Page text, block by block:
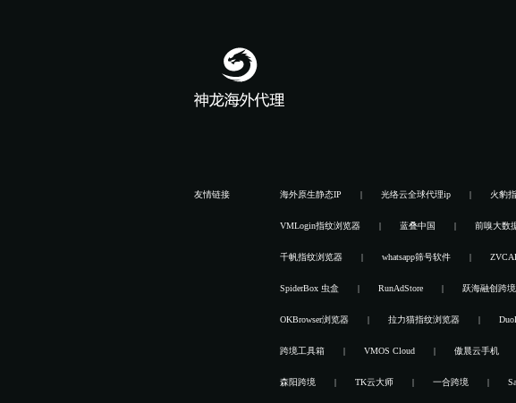
友情链接 海外原生静态IP 光络云全球代理ip 火豹
VMLogin指纹浏览器 蓝叠中国 前嗅大数
千帆指纹浏览器 whatsapp筛号软件
SpiderBox 虫盒 RunAdStore 跃海融创跨
OKBrowser浏览器 拉力猫指纹浏览器
跨境工具箱 VMOS Cloud 傲晨云手机
森阳跨境 TK云大师 一合跨境